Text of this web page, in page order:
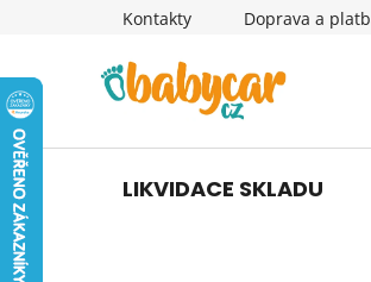
Kontakty Doprava a
LIKVIDACE SKLADU